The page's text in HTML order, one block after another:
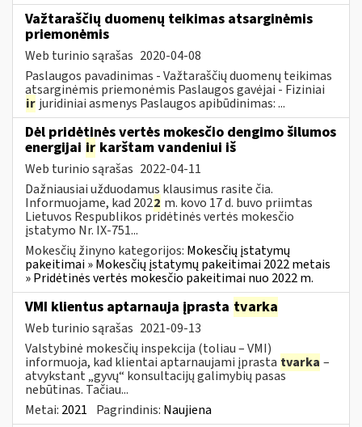
Važtaraščių duomenų teikimas atsarginėmis
priemonėmis
Web turinio sąrašas 2020-04-08
Paslaugos pavadinimas - Važtaraščių duomenų teikimas
atsarginėmis priemonėmis Paslaugos gavėjai - Fiziniai
ir juridiniai asmenys Paslaugos apibūdinimas: ...
Dėl pridėtinės vertės mokesčio dengimo šilumos
energijai ir karštam vandeniui iš
Web turinio sąrašas 2022-04-11
Dažniausiai užduodamus klausimus rasite čia.
Informuojame, kad 2022 m. kovo 17 d. buvo priimtas
Lietuvos Respublikos pridėtinės vertės mokesčio
įstatymo Nr. IX-751...
Mokesčių žinyno kategorijos: Mokesčių įstatymų
pakeitimai » Mokesčių įstatymų pakeitimai 2022 metais
» Pridėtinės vertės mokesčio pakeitimai nuo 2022 m.
VMI klientus aptarnauja įprasta tvarka
Web turinio sąrašas 2021-09-13
Valstybinė mokesčių inspekcija (toliau – VMI)
informuoja, kad klientai aptarnaujami įprasta tvarka –
atvykstant „gyvų“ konsultacijų galimybių pasas
nebūtinas. Tačiau...
Metai: 2021 Pagrindinis: Naujiena